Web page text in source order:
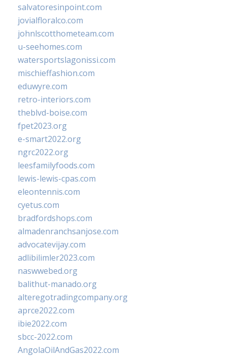
salvatoresinpoint.com
jovialfloralco.com
johnlscotthometeam.com
u-seehomes.com
watersportslagonissi.com
mischieffashion.com
eduwyre.com
retro-interiors.com
theblvd-boise.com
fpet2023.org
e-smart2022.org
ngrc2022.org
leesfamilyfoods.com
lewis-lewis-cpas.com
eleontennis.com
cyetus.com
bradfordshops.com
almadenranchsanjose.com
advocatevijay.com
adlibilimler2023.com
naswwebed.org
balithut-manado.org
alteregotradingcompany.org
aprce2022.com
ibie2022.com
sbcc-2022.com
AngolaOilAndGas2022.com